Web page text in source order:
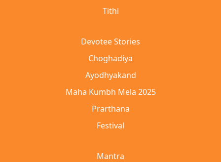
Tithi
Devotee Stories
Choghadiya
Ayodhyakand
Maha Kumbh Mela 2025
Prarthana
Festival
Mantra